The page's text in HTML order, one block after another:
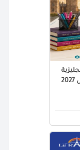
للصف الرابع الابتدائي الترم الاول 2027